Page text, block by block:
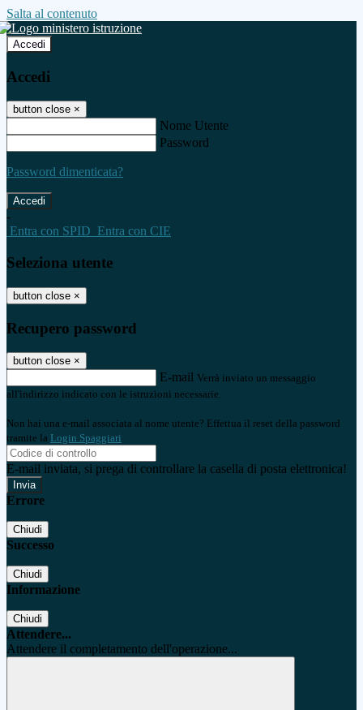
Salta al contenuto
Accedi
Accedi
button close ×
Nome Utente
Password
Password dimenticata?
-
Entra con SPID Entra con CIE
Seleziona utente
button close ×
Recupero password
button close ×
E-mail Verrà inviato un messaggio
all'indirizzo indicato con le istruzioni necessarie.
Non hai una e-mail associata al nome utente? Effettua il reset della password
tramite la Login Spaggiari
E-mail inviata, si prega di controllare la casella di posta elettronica!
Errore
Chiudi
Successo
Chiudi
Informazione
Chiudi
Attendere...
Attendere il completamento dell'operazione...